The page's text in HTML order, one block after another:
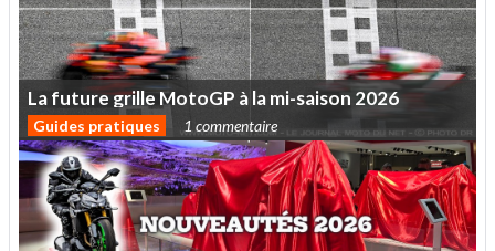
Lafuturegrille MotoGP àlami-saison 2026
Guides pratiques 1 commentaire